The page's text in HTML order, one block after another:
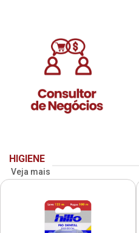
HIGIENE
Veja mais